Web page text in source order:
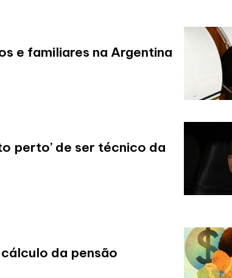
e familiares na Argentina
perto’ de ser técnico da
da pensão